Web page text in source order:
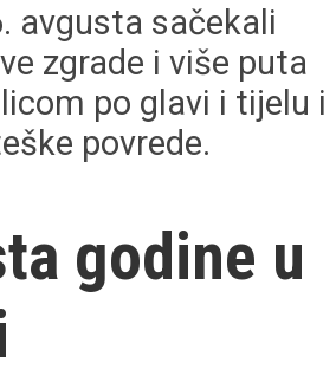
avgusta sačekali
zgrade i više puta
po glavi i tijelu i
povrede.
godine u